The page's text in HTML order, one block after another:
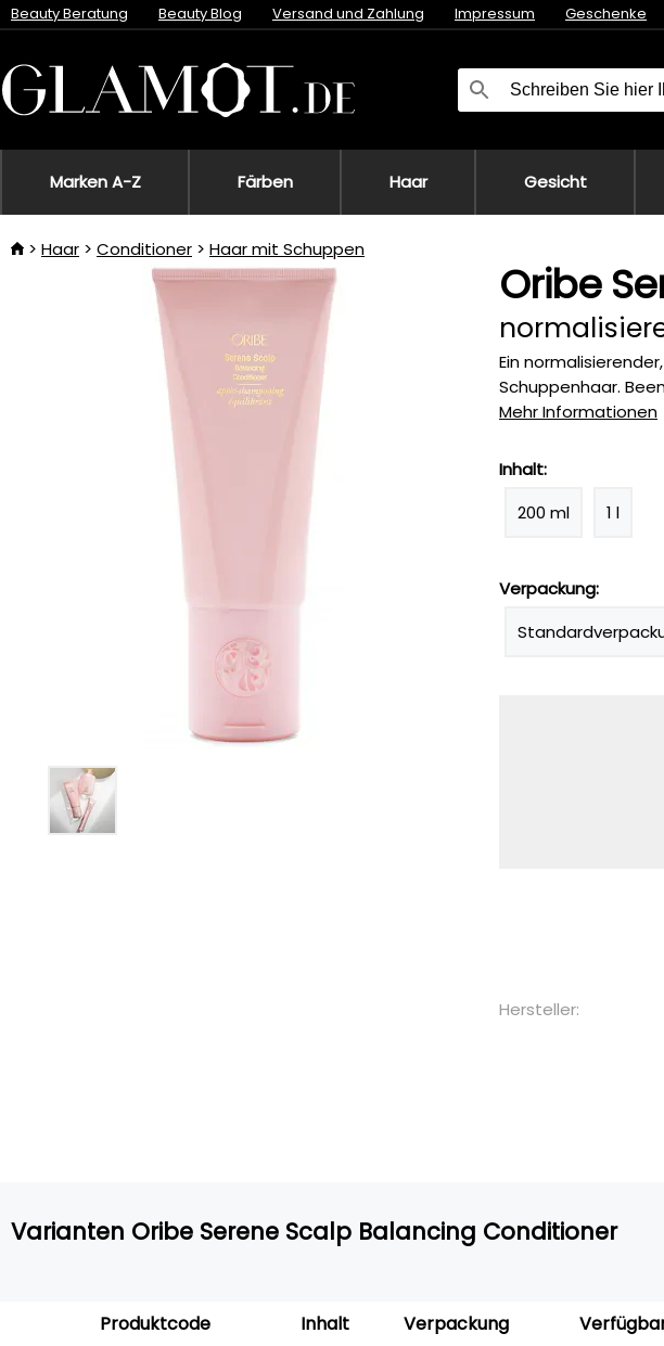
Beauty Beratung Beauty Blog Versand und Zahlung Impressum Geschenke
Marken A-Z Färben Haar Gesicht
Haar Conditioner Haar mit Schuppen
Oribe
Ein
Schuppenhaar.
Mehr Informationen
Inhalt:
200 ml
1 l
Verpackung:
Hersteller:
Varianten Oribe Serene Scalp Balancing Conditioner
Produktcode Inhalt Verpackung